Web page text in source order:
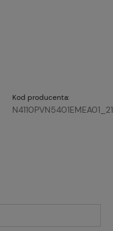
Kod producenta: